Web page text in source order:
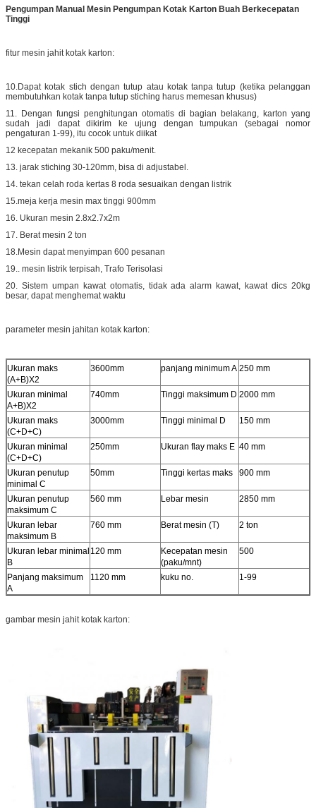
Pengumpan Manual Mesin Pengumpan Kotak Karton Buah Berkecepatan
Tinggi
fitur mesin jahit kotak karton:
10.Dapat kotak stich dengan tutup atau kotak tanpa tutup (ketika pelanggan
membutuhkan kotak tanpa tutup stiching harus memesan khusus)
11. Dengan fungsi penghitungan otomatis di bagian belakang, karton yang
sudah jadi dapat dikirim ke ujung dengan tumpukan (sebagai nomor
pengaturan 1-99), itu cocok untuk diikat
12 kecepatan mekanik 500 paku/menit.
13. jarak stiching 30-120mm, bisa di adjustabel.
14. tekan celah roda kertas 8 roda sesuaikan dengan listrik
15.meja kerja mesin max tinggi 900mm
16. Ukuran mesin 2.8x2.7x2m
17. Berat mesin 2 ton
18.Mesin dapat menyimpan 600 pesanan
19.. mesin listrik terpisah, Trafo Terisolasi
20. Sistem umpan kawat otomatis, tidak ada alarm kawat, kawat dics 20kg
besar, dapat menghemat waktu
parameter mesin jahitan kotak karton:
Ukuran maks
(A+B)X2
3600mm panjang minimum A 250 mm
Ukuran minimal
A+B)X2
740mm Tinggi maksimum D 2000 mm
Ukuran maks
(C+D+C)
3000mm Tinggi minimal D 150 mm
Ukuran minimal
(C+D+C)
250mm Ukuran flay maks E 40 mm
Ukuran penutup
minimal C
50mm Tinggi kertas maks 900 mm
Ukuran penutup
maksimum C
560 mm Lebar mesin 2850 mm
Ukuran lebar
maksimum B
760 mm Berat mesin (T) 2 ton
Ukuran lebar minimal
B
120 mm
Kecepatan mesin
(paku/mnt)
500
Panjang maksimum
A
1120 mm kuku no. 1-99
gambar mesin jahit kotak karton: